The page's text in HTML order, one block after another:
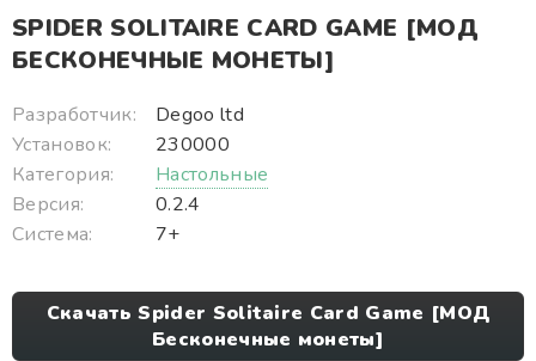
SPIDER SOLITAIRE CARD GAME [МОД
БЕСКОНЕЧНЫЕ МОНЕТЫ]
Разработчик:
Degoo ltd
Установок:
230000
Категория:
Настольные
Версия:
0.2.4
Система:
7+
Скачать Spider Solitaire Card Game [МОД
Бесконечные монеты]